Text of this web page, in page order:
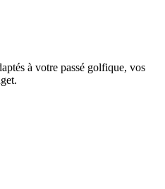
à votre passé golfique, vos